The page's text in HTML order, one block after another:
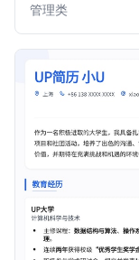
晰，重点突出，助
织发展职位。
管理类